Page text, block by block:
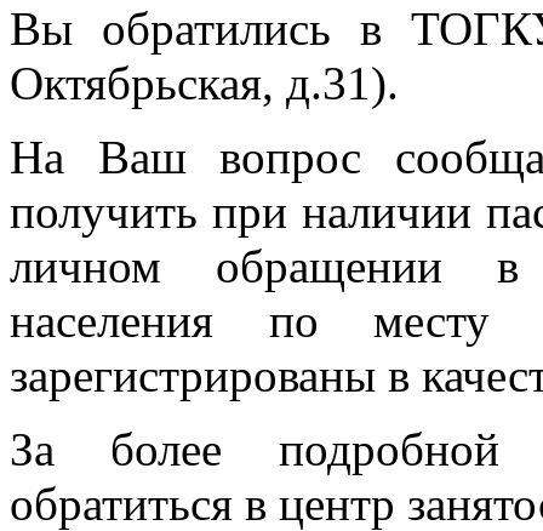
Вы обратились в
Октябрьская, д.31).
На Ваш вопрос
получить при наличии
личном обращении в
населения по
зарегистрированы в
За более подробной
обратиться в центр